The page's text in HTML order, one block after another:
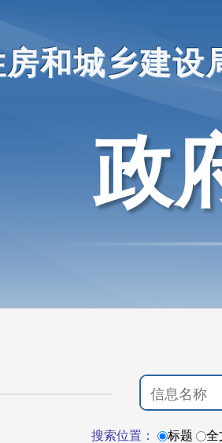
和城乡建设
政
搜索位置： 标题 全